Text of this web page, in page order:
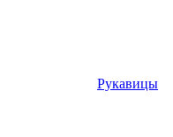
Рукавицы